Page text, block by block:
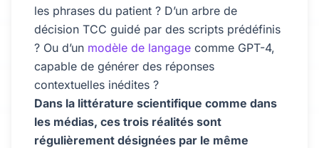
les phrases du patient ? D’un arbre de
décision TCC guidé par des scripts prédéfinis
? Ou d’un modèle de langage comme GPT-4,
capable de générer des réponses
contextuelles inédites ?
Dans la littérature scientifique comme dans
les médias, ces trois réalités sont
régulièrement désignées par le même